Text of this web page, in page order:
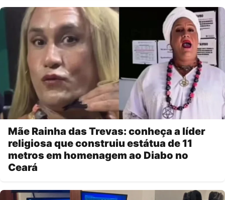
Mãe Rainha das Trevas: conheça a líder
religiosa que construiu estátua de 11
metros em homenagem ao Diabo no
Ceará